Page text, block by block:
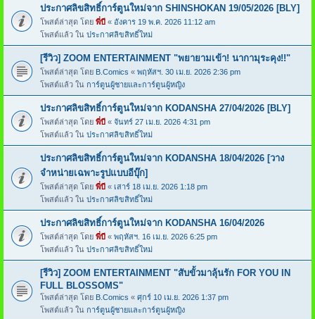
ประกาศลิขสิทธิ์การ์ตูนใหม่จาก SHINSHOKAN 19/05/2026 [BLY]
โพสต์ล่าสุด โดย พี่บี « อังคาร 19 พ.ค. 2026 11:12 am
โพสต์แล้ว ใน ประกาศลิขสิทธิ์ใหม่
[รีวิว] ZOOM ENTERTAINMENT "พยายามเข้า! นากามุระคุง!!"
โพสต์ล่าสุด โดย B.Comics « พฤหัสฯ. 30 เม.ย. 2026 2:36 pm
โพสต์แล้ว ใน การ์ตูนผู้ชายและการ์ตูนผู้หญิง
ประกาศลิขสิทธิ์การ์ตูนใหม่จาก KODANSHA 27/04/2026 [BLY]
โพสต์ล่าสุด โดย พี่บี « จันทร์ 27 เม.ย. 2026 4:31 pm
โพสต์แล้ว ใน ประกาศลิขสิทธิ์ใหม่
ประกาศลิขสิทธิ์การ์ตูนใหม่จาก KODANSHA 18/04/2026 [วาง
จำหน่ายเฉพาะรูปแบบอีบุ๊ก]
โพสต์ล่าสุด โดย พี่บี « เสาร์ 18 เม.ย. 2026 1:18 pm
โพสต์แล้ว ใน ประกาศลิขสิทธิ์ใหม่
ประกาศลิขสิทธิ์การ์ตูนใหม่จาก KODANSHA 16/04/2026
โพสต์ล่าสุด โดย พี่บี « พฤหัสฯ. 16 เม.ย. 2026 6:25 pm
โพสต์แล้ว ใน ประกาศลิขสิทธิ์ใหม่
[รีวิว] ZOOM ENTERTAINMENT "สับขั้วมาลุ้นรัก FOR YOU IN
FULL BLOSSOMS"
โพสต์ล่าสุด โดย B.Comics « ศุกร์ 10 เม.ย. 2026 1:37 pm
โพสต์แล้ว ใน การ์ตูนผู้ชายและการ์ตูนผู้หญิง